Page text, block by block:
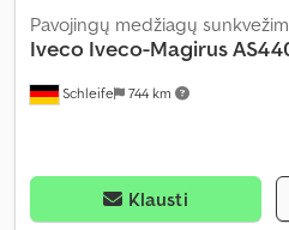
Schleife 744 km
Pavojingų medžiagų
Iveco Iveco-Magirus
Klausti